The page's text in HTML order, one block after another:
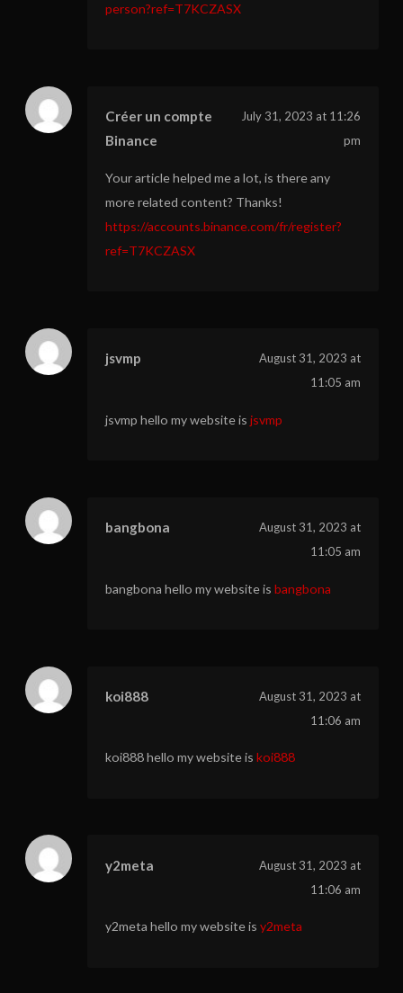
person?ref=T7KCZASX
Créer un compte
Binance
July 31, 2023 at 11:26
pm
Your article helped me a lot, is there any
more related content? Thanks!
https://accounts.binance.com/fr/register?
ref=T7KCZASX
jsvmp
August 31, 2023 at
11:05 am
jsvmp hello my website is jsvmp
bangbona
August 31, 2023 at
11:05 am
bangbona hello my website is bangbona
koi888
August 31, 2023 at
11:06 am
koi888 hello my website is koi888
y2meta
August 31, 2023 at
11:06 am
y2meta hello my website is y2meta